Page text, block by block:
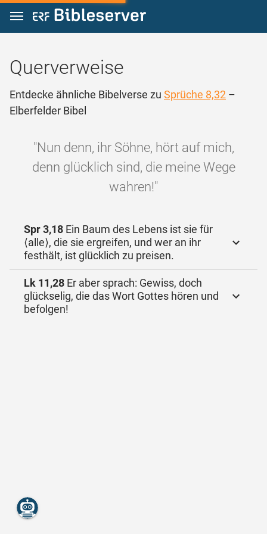
Zum Inhalt springen
Querverweise
Entdecke ähnliche Bibelverse zu Sprüche 8,32 –
Elberfelder Bibel
"Nun denn, ihr Söhne, hört auf mich,
denn glücklich sind, die meine Wege
wahren!"
Spr 3,18 Ein Baum des Lebens ist sie für
⟨alle⟩, die sie ergreifen, und wer an ihr
festhält, ist glücklich zu preisen.
Lk 11,28 Er aber sprach: Gewiss, doch
glückselig, die das Wort Gottes hören und
befolgen!